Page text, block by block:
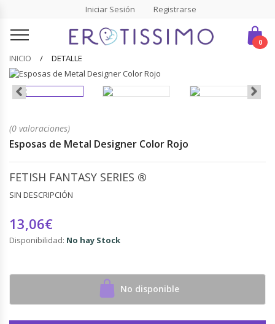
Iniciar Sesión Registrarse
0
INICIO DETALLE
(0 valoraciones)
Esposas de Metal Designer Color Rojo
FETISH FANTASY SERIES ®
SIN DESCRIPCIÓN
13,06€
Disponibilidad: No hay Stock
No disponible